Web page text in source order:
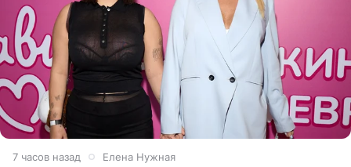
7 часов назад Елена Нужная